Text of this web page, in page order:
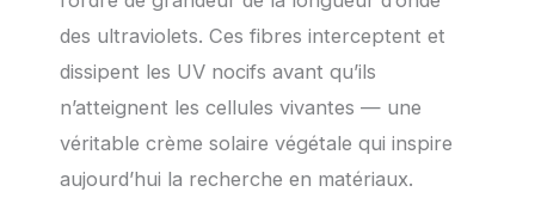
des ultraviolets. Ces fibres interceptent et
dissipent les UV nocifs avant qu’ils
n’atteignent les cellules vivantes — une
véritable crème solaire végétale qui inspire
aujourd’hui la recherche en matériaux.